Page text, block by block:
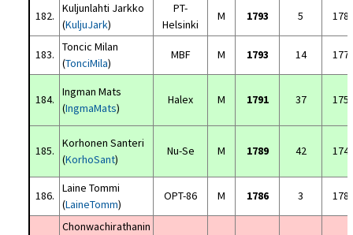
182.
Kuljunlahti Jarkko
(KuljuJark)
PT-
Helsinki
M 1793 5
183.
Toncic Milan
(TonciMila)
MBF M 1793 14
184.
Ingman Mats
(IngmaMats)
Halex M 1791 37
185.
Korhonen Santeri
(KorhoSant)
Nu-Se M 1789 42
186.
Laine Tommi
(LaineTomm)
OPT-86 M 1786 3
Chonwachirathanin